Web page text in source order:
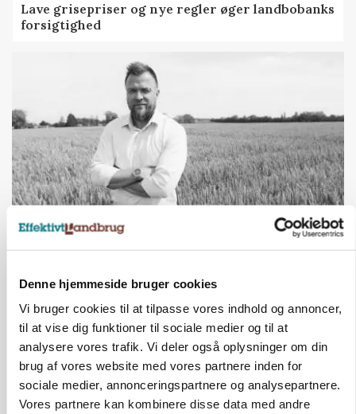
Denne hjemmeside bruger cookies
Vi bruger cookies til at tilpasse vores indhold og annoncer,
til at vise dig funktioner til sociale medier og til at
analysere vores trafik. Vi deler også oplysninger om din
brug af vores website med vores partnere inden for
sociale medier, annonceringspartnere og analysepartnere.
Vores partnere kan kombinere disse data med andre
Lave grisepriser og nye regler øger landbobanks
forsigtighed
økoproduktion
HØST-TOUR